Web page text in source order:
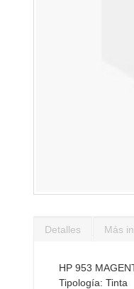
comienzo
galería
Detalles
HP 953
Tipología: Tinta
Más